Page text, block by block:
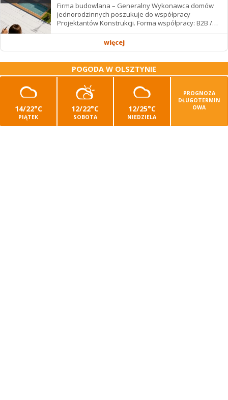
Firma budowlana – Generalny Wykonawca domów
jednorodzinnych poszukuje do współpracy
Projektantów Konstrukcji. Forma współpracy: B2B /
podwykonawstwo – zdalnie. Wynagrodzenie: ✔
więcej
POGODA W OLSZTYNIE
14/22°C
PIĄTEK
12/22°C
SOBOTA
12/25°C
NIEDZIELA
PROGNOZA
DŁUGOTERMIN
OWA